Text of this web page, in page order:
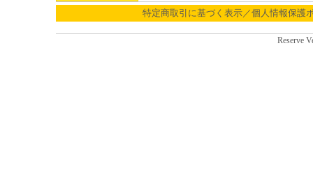
特定商取引に基づく表示／個人情報保護
Reserve